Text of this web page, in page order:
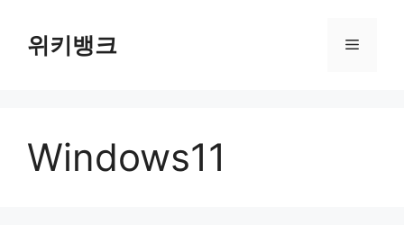
content위키뱅크 Menu
Windows11